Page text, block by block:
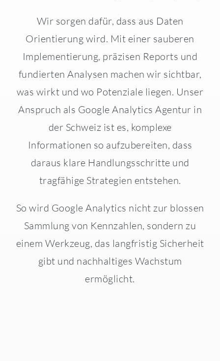
Wir sorgen dafür, dass aus Daten
Orientierung wird. Mit einer sauberen
Implementierung, präzisen Reports und
fundierten Analysen machen wir sichtbar,
was wirkt und wo Potenziale liegen. Unser
Anspruch als Google Analytics Agentur in
der Schweiz ist es, komplexe
Informationen so aufzubereiten, dass
daraus klare Handlungsschritte und
tragfähige Strategien entstehen.
So wird Google Analytics nicht zur blossen
Sammlung von Kennzahlen, sondern zu
einem Werkzeug, das langfristig Sicherheit
gibt und nachhaltiges Wachstum
ermöglicht.